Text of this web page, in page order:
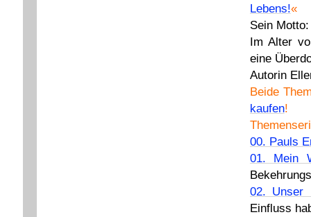
Lebens!«
Sein Motto:
Im Alter
eine
Autorin
Beide
kaufen!
00. Pauls
01. Mein
02. Unser
Einfluss